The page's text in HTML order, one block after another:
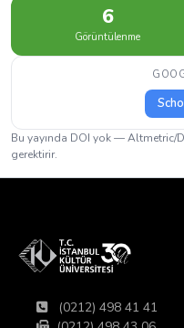
6
Görüntülenme
Bu yayında DOI yok — Altmetric/
gerektirir.
(0212) 498 41 41